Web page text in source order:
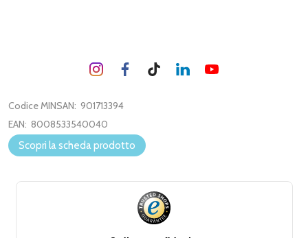
Codice MINSAN: 901713394
EAN: 8008533540040
Scopri la scheda prodotto